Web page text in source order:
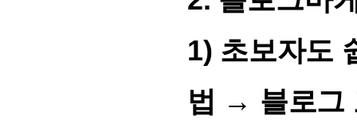
1) 초보자도
법 → 블로그